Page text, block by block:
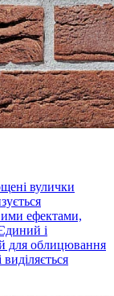
вулички
ефектами,
і
для облицювання